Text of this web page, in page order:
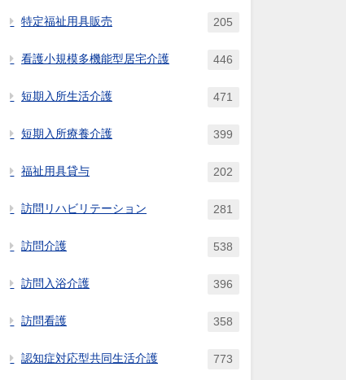
特定福祉用具販売 205
看護小規模多機能型居宅介護 446
短期入所生活介護 471
短期入所療養介護 399
福祉用具貸与 202
訪問リハビリテーション 281
訪問介護 538
訪問入浴介護 396
訪問看護 358
認知症対応型共同生活介護 773